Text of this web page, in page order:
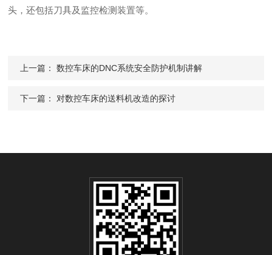
头，还包括刀具及监控检测装置等。
上一篇：数控车床的DNC系统安全防护机制讲解
下一篇： 对数控车床的送料机改造的探讨